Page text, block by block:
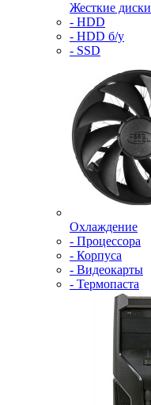
Жесткие диски
- HDD
- HDD б/у
- SSD
Охлаждение
- Процессора
- Корпуса
- Видеокарты
- Термопаста